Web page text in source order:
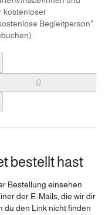
kostenloser
Begleitperson"
bestellt hast
Bestellung einsehen
der E-Mails, die wir dir
du den Link nicht finden